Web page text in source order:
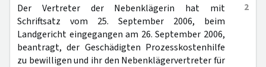
2
Der Vertreter der Nebenklägerin hat mit
Schriftsatz vom 25. September 2006, beim
Landgericht eingegangen am 26. September 2006,
beantragt, der Geschädigten Prozesskostenhilfe
zu bewilligen und ihr den Nebenklägervertreter für